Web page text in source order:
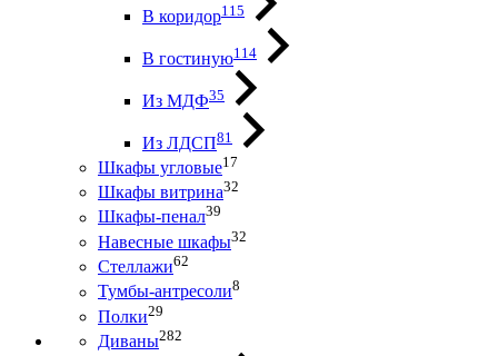
В коридор115
В гостиную114
Из МДФ35
Из ЛДСП81
Шкафы угловые17
Шкафы витрина32
Шкафы-пенал39
Навесные шкафы32
Стеллажи62
Тумбы-антресоли8
Полки29
Диваны282